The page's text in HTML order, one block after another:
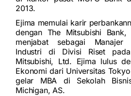
2013.
Ejima memulai karir
dengan The Mitsubishi
menjabat sebagai Manajer
Industri di Divisi Riset
Mitsubishi, Ltd. Ejima lulus
Ekonomi dari Universitas
gelar MBA di Sekolah
Michigan, AS.